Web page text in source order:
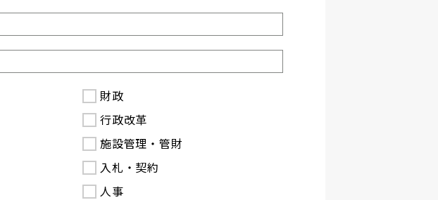
財政
行政改革
施設管理・管財
入札・契約
人事